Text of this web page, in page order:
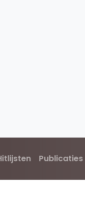
Publicaties